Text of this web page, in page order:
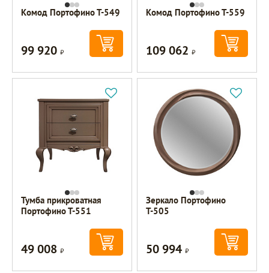
Комод Портофино Т-549
99 920Р
Комод Портофино Т-559
109 062Р
Тумба прикроватная
Портофино Т-551
49 008Р
Зеркало Портофино
Т-505
50 994Р